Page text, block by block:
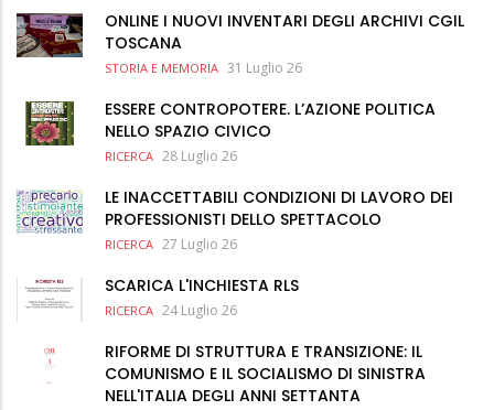
ONLINE I NUOVI INVENTARI DEGLI ARCHIVI CGIL
TOSCANA
STORIA E MEMORIA 31 Luglio 26
ESSERE CONTROPOTERE. L’AZIONE POLITICA
NELLO SPAZIO CIVICO
RICERCA 28 Luglio 26
LE INACCETTABILI CONDIZIONI DI LAVORO DEI
PROFESSIONISTI DELLO SPETTACOLO
RICERCA 27 Luglio 26
SCARICA L'INCHIESTA RLS
RICERCA 24 Luglio 26
RIFORME DI STRUTTURA E TRANSIZIONE: IL
COMUNISMO E IL SOCIALISMO DI SINISTRA
NELL'ITALIA DEGLI ANNI SETTANTA